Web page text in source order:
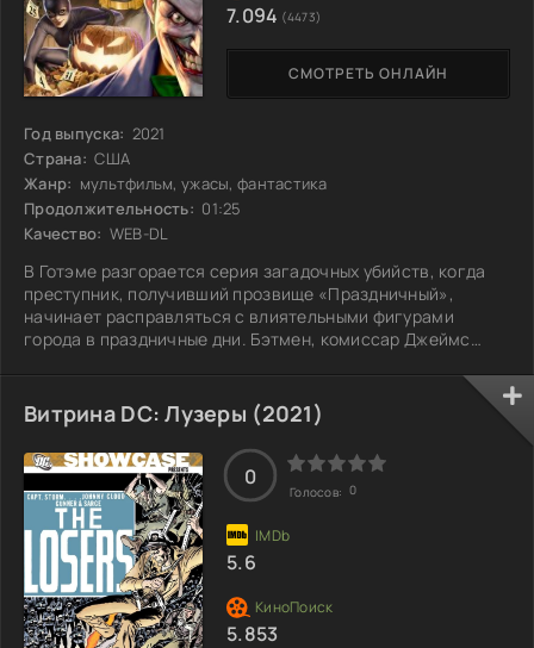
Год выпуска: 2021
Страна: США
Жанр: мультфильм, ужасы, фантастика
Продолжительность: 01:25
Качество: WEB-DL
В Готэме разгорается серия загадочных убийств, когда
преступник, получивший прозвище «Праздничный»,
начинает расправляться с влиятельными фигурами
города в праздничные дни. Бэтмен, комиссар Джеймс
мастерски скрывает свои следы, а его мотивы остаются
непонятными, что делает каждое преступление всё более
изощрённым. В ходе расследования герои сталкиваются
с новыми трудностями и начинают сомневаться
СМОТРЕТЬ ОНЛАЙН
7.094 (4473)
Витрина DC: Лузеры (2021)
0
Голосов: 0
5.6
5.853